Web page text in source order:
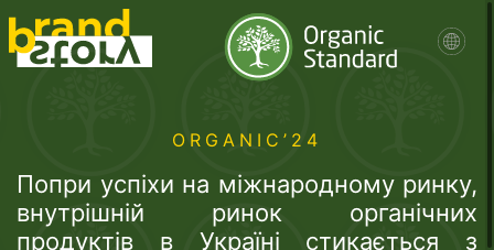
ORGANIC’24
Попри успіхи на міжнародному ринку,
внутрішній ринок органічних
продуктів в Україні стикається з